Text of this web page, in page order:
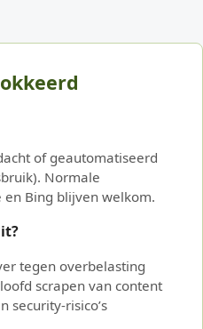
of geautomatiseerd
Normale
en Bing blijven welkom.
tegen overbelasting
scrapen van content
security-risico’s